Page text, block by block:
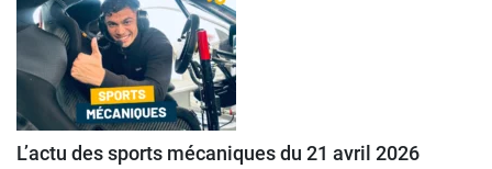
L’actu des sports mécaniques du 21 avril 2026